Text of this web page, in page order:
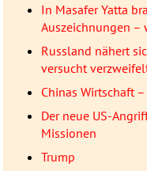
In Masafer Yatta
Auszeichnungen –
Russland nähert
versucht
Chinas Wirtschaft
Der neue US-
Missionen
Trump